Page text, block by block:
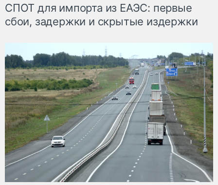
СПОТ для импорта из ЕАЭС: первые
сбои, задержки и скрытые издержки